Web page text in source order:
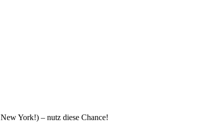
York!) – nutz diese Chance!